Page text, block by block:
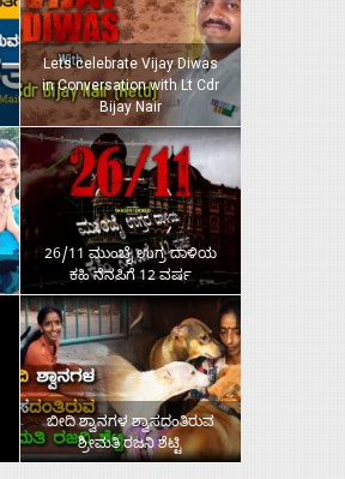
Lets celebrate Vijay Diwas
in Conversation with Lt Cdr
Bijay Nair
26/11 ಮುಂಬೈ ಉಗ್ರ ದಾಳಿಯ
ಕಹಿ ನೆನಪಿಗೆ 12 ವರ್ಷ
ಬೀದಿ ಶ್ವಾನಗಳ ಶ್ವಾಸದಂತಿರುವ
ಶ್ರೀಮತಿ ರಜನಿ ಶೆಟ್ಟಿ